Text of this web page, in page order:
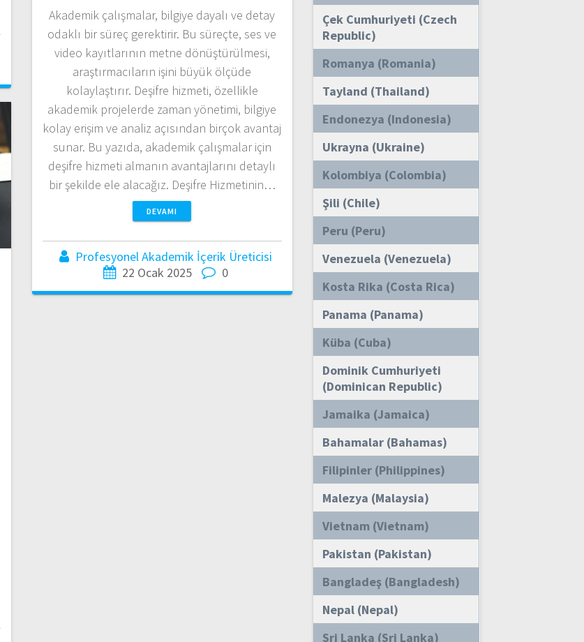
Akademik çalışmalar, bilgiye dayalı ve detay
odaklı bir süreç gerektirir. Bu süreçte, ses ve
video kayıtlarının metne dönüştürülmesi,
araştırmacıların işini büyük ölçüde
kolaylaştırır. Deşifre hizmeti, özellikle
akademik projelerde zaman yönetimi, bilgiye
kolay erişim ve analiz açısından birçok avantaj
sunar. Bu yazıda, akademik çalışmalar için
deşifre hizmeti almanın avantajlarını detaylı
bir şekilde ele alacağız. Deşifre Hizmetinin…
DEVAMI
Profesyonel Akademik İçerik Üreticisi
22 Ocak 2025
0
Çek Cumhuriyeti (Czech
Republic)
Romanya (Romania)
Tayland (Thailand)
Endonezya (Indonesia)
Ukrayna (Ukraine)
Kolombiya (Colombia)
Şili (Chile)
Peru (Peru)
Venezuela (Venezuela)
Kosta Rika (Costa Rica)
Panama (Panama)
Küba (Cuba)
Dominik Cumhuriyeti
(Dominican Republic)
Jamaika (Jamaica)
Bahamalar (Bahamas)
Filipinler (Philippines)
Malezya (Malaysia)
Vietnam (Vietnam)
Pakistan (Pakistan)
Bangladeş (Bangladesh)
Nepal (Nepal)
Sri Lanka (Sri Lanka)